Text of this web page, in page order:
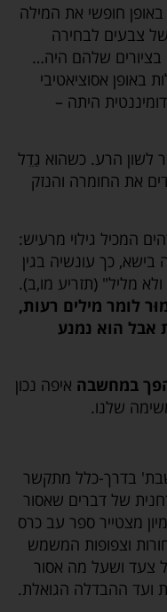
חופשי את המילה
צבעים לבחירה
שלהם היה…
באופן אסוציאטיבי
היתה –
לשון הרע. כשהוא גַדֵל
את החומרה והנזק
המכיל גילוי מרעיש:
כך עונשיה בגין
מליל" (תזריע מו,ב).
לומר מילים רעות,
אבל הוא נמנע
במחשבה איפה נכון
שלנו.
בדרך-כלל מתקשר
של דברים שאסור
מצטייר ספר עב כרס
וצפופות המשמש
צעד ושעל מה אסור
ועד ההבדלה הגואלת.